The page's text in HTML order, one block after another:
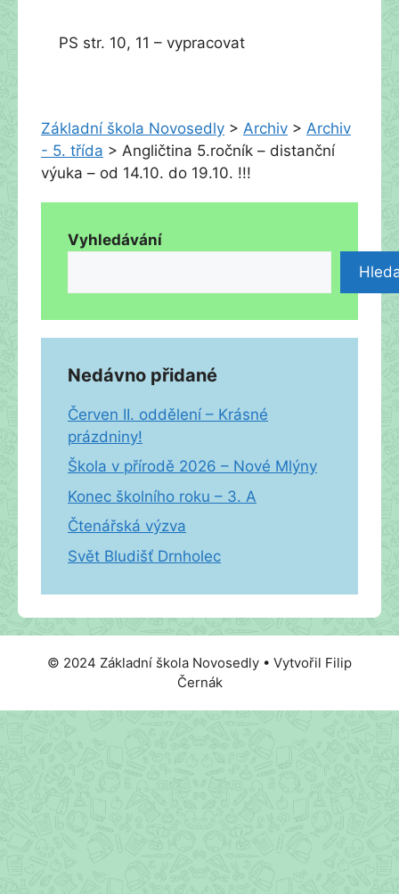
PS str. 10, 11 – vypracovat
Základní škola Novosedly > Archiv > Archiv
- 5. třída > Angličtina 5.ročník – distanční
výuka – od 14.10. do 19.10. !!!
Vyhledávání
Nedávno přidané
Červen II. oddělení – Krásné
prázdniny!
Škola v přírodě 2026 – Nové Mlýny
Konec školního roku – 3. A
Čtenářská výzva
Svět Bludišť Drnholec
© 2024 Základní škola Novosedly • Vytvořil Filip
Černák